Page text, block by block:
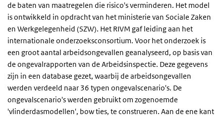
de baten van maatregelen die risico's verminderen. Het model
is ontwikkeld in opdracht van het ministerie van Sociale Zaken
en Werkgelegenheid (SZW). Het RIVM gaf leiding aan het
internationale onderzoeksconsortium. Voor het onderzoek is
een groot aantal arbeidsongevallen geanalyseerd, op basis van
de ongevalrapporten van de Arbeidsinspectie. Deze gegevens
zijn in een database gezet, waarbij de arbeidsongevallen
werden verdeeld naar 36 typen ongevalscenario's. De
ongevalscenario's werden gebruikt om zogenoemde
'vlinderdasmodellen', bow ties, te construeren. Aan de ene kant